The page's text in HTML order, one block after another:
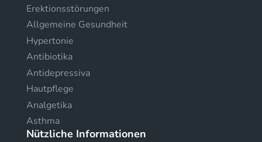
Erektionsstörungen
Allgemeine Gesundheit
Hypertonie
Antibiotika
Antidepressiva
Hautpflege
Analgetika
Asthma
Nützliche Informationen